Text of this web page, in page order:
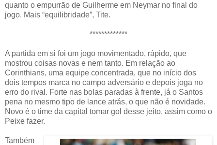
quanto o empurrão de Guilherme em Neymar no final do
jogo. Mais “equilibridade”, Tite.
*************
A partida em si foi um jogo movimentado, rápido, que
mostrou coisas novas e nem tanto. Em relação ao
Corinthians, uma equipe concentrada, que no início dos
dois tempos marca no campo adversário e depois joga no
erro do rival. Forte nas bolas paradas à frente, já o Santos
pena no mesmo tipo de lance atrás, o que não é novidade.
Novo é o time da capital tomar gol desse jeito, assim como o
Peixe fazer.
Também